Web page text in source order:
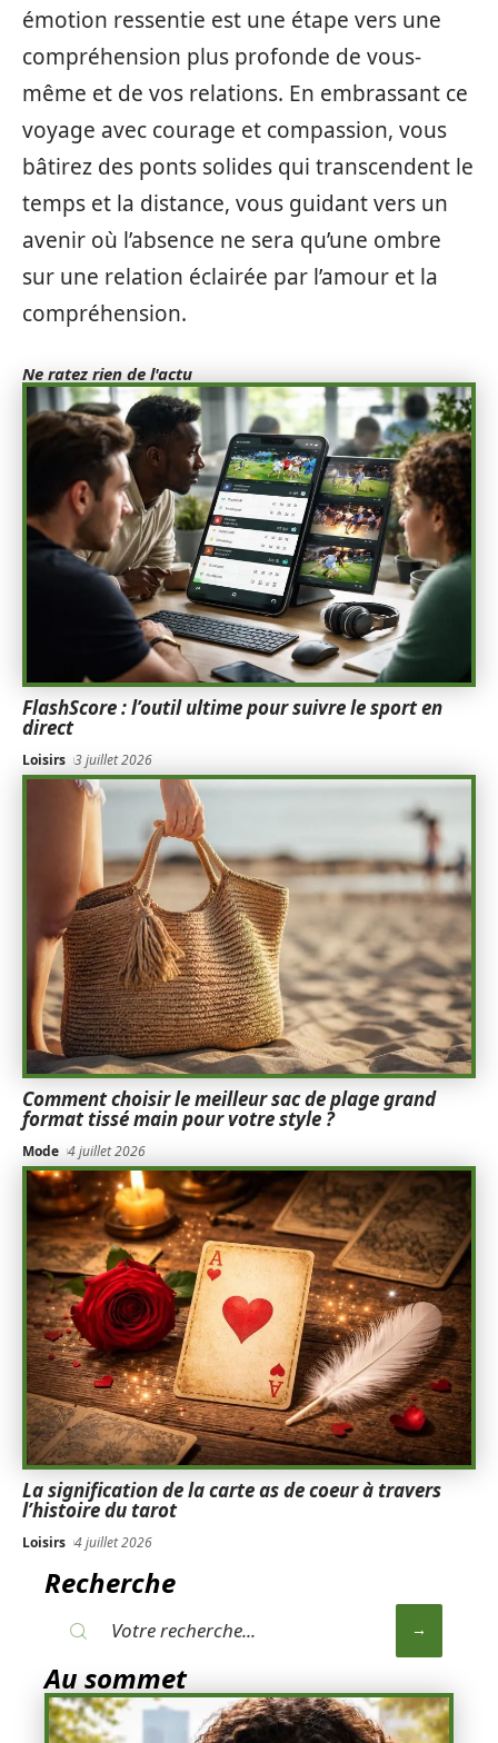
émotion ressentie est une étape vers une
compréhension plus profonde de vous-
même et de vos relations. En embrassant ce
voyage avec courage et compassion, vous
bâtirez des ponts solides qui transcendent le
temps et la distance, vous guidant vers un
avenir où l’absence ne sera qu’une ombre
sur une relation éclairée par l’amour et la
compréhension.
Ne ratez rien de l'actu
FlashScore : l’outil ultime pour suivre le sport en
direct
Loisirs 3 juillet 2026
Comment choisir le meilleur sac de plage grand
format tissé main pour votre style ?
Mode 4 juillet 2026
La signification de la carte as de coeur à travers
l’histoire du tarot
Loisirs 4 juillet 2026
Recherche
Au sommet